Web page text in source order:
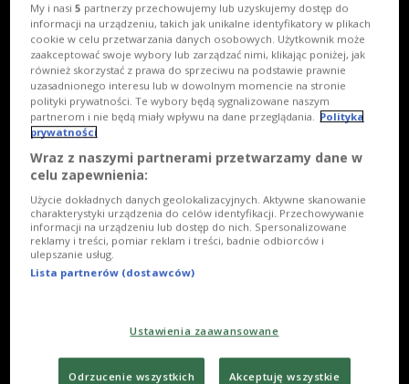
My i nasi5 partnerzy przechowujemy lub uzyskujemy dostęp do
informacji na urządzeniu, takich jak unikalne identyfikatory w plikach
cookie w celu przetwarzania danych osobowych. Użytkownik może
zaakceptować swoje wybory lub zarządzać nimi, klikając poniżej, jak
również skorzystać z prawa do sprzeciwu na podstawie prawnie
uzasadnionego interesu lub w dowolnym momencie na stronie
polityki prywatności. Te wybory będą sygnalizowane naszym
partnerom i nie będą miały wpływu na dane przeglądania. Polityka
prywatności
Wraz z naszymi partnerami przetwarzamy dane w
celu zapewnienia:
Użycie dokładnych danych geolokalizacyjnych. Aktywne skanowanie
charakterystyki urządzenia do celów identyfikacji. Przechowywanie
informacji na urządzeniu lub dostęp do nich. Spersonalizowane
reklamy i treści, pomiar reklam i treści, badnie odbiorców i
ulepszanie usług.
Lista partnerów (dostawców)
Ustawienia zaawansowane
Odrzucenie wszystkich Akceptuję wszystkie